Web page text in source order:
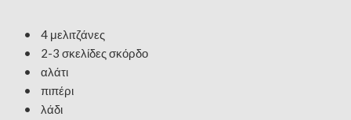
• 4 μελιτζάνες
• 2-3 σκελίδες σκόρδο
• αλάτι
• πιπέρι
• λάδι